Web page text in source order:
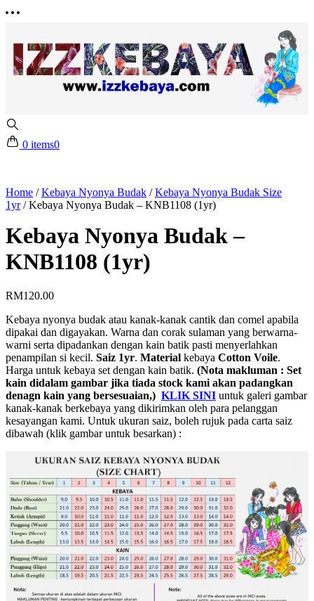
0 items0
Home /Kebaya Nyonya Budak /Kebaya Nyonya Budak Size
1yr/Kebaya Nyonya Budak – KNB1108 (1yr)
Kebaya Nyonya Budak –
KNB1108 (1yr)
RM120.00
Kebaya nyonya budak atau kanak-kanak cantik dan comel apabila
dipakai dan digayakan. Warna dan corak sulaman yang berwarna-
warni serta dipadankan dengan kain batik pasti menyerlahkan
penampilan si kecil. Saiz 1yr. Material kebaya Cotton Voile.
Harga untuk kebaya set dengan kain batik. (Nota makluman : Set
kain didalam gambar jika tiada stock kami akan padangkan
denagn kain yang bersesuaian,) KLIK SINI untuk galeri gambar
kanak-kanak berkebaya yang dikirimkan oleh para pelanggan
kesayangan kami. Untuk ukuran saiz, boleh rujuk pada carta saiz
dibawah (klik gambar untuk besarkan) :